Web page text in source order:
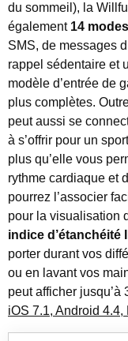
du sommeil), la
également 14
SMS, de messages
rappel sédentaire et
modèle d’entrée de
plus complètes.
peut aussi se
à s’offrir pour un
plus qu’elle vous
rythme cardiaque et
pourrez l’associer
pour la visualisation
indice d’étanchéité
porter durant vos
ou en lavant vos
peut afficher jusqu’à
iOS 7.1, Android 4.4,